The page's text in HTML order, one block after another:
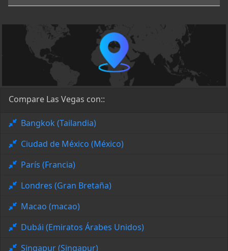
Compare Las Vegas con::
Bangkok (Tailandia)
Ciudad de México (México)
París (Francia)
Londres (Gran Bretaña)
Macao (macao)
Dubái (Emiratos Árabes Unidos)
Singapur (Singapur)